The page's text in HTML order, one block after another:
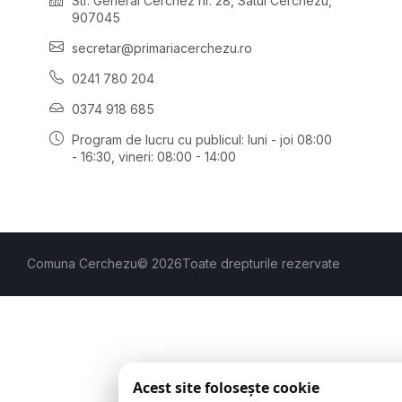
907045
secretar@primariacerchezu.ro
0241 780 204
0374 918 685
Program de lucru cu publicul: luni - joi 08:00
- 16:30 , vineri: 08:00 - 14:00
Comuna Cerchezu© 2026Toate drepturile rezervate
Acest site folosește cookie